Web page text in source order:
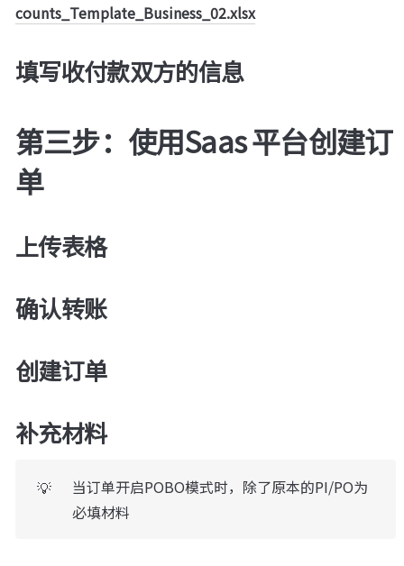
counts_Template_Business_02.xlsx
填写收付款双方的信息
第三步：使用Saas 平台创建订
单
上传表格
确认转账
创建订单
补充材料
💡
当订单开启POBO模式时，除了原本的PI/PO为
必填材料